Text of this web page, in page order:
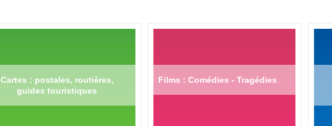
Cartes : postales, routières,
guides touristiques
Films : Comédies - Tragédies